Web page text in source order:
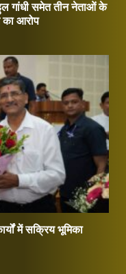
गांधी समेत तीन नेताओं के
का आरोप
में सक्रिय भूमिका